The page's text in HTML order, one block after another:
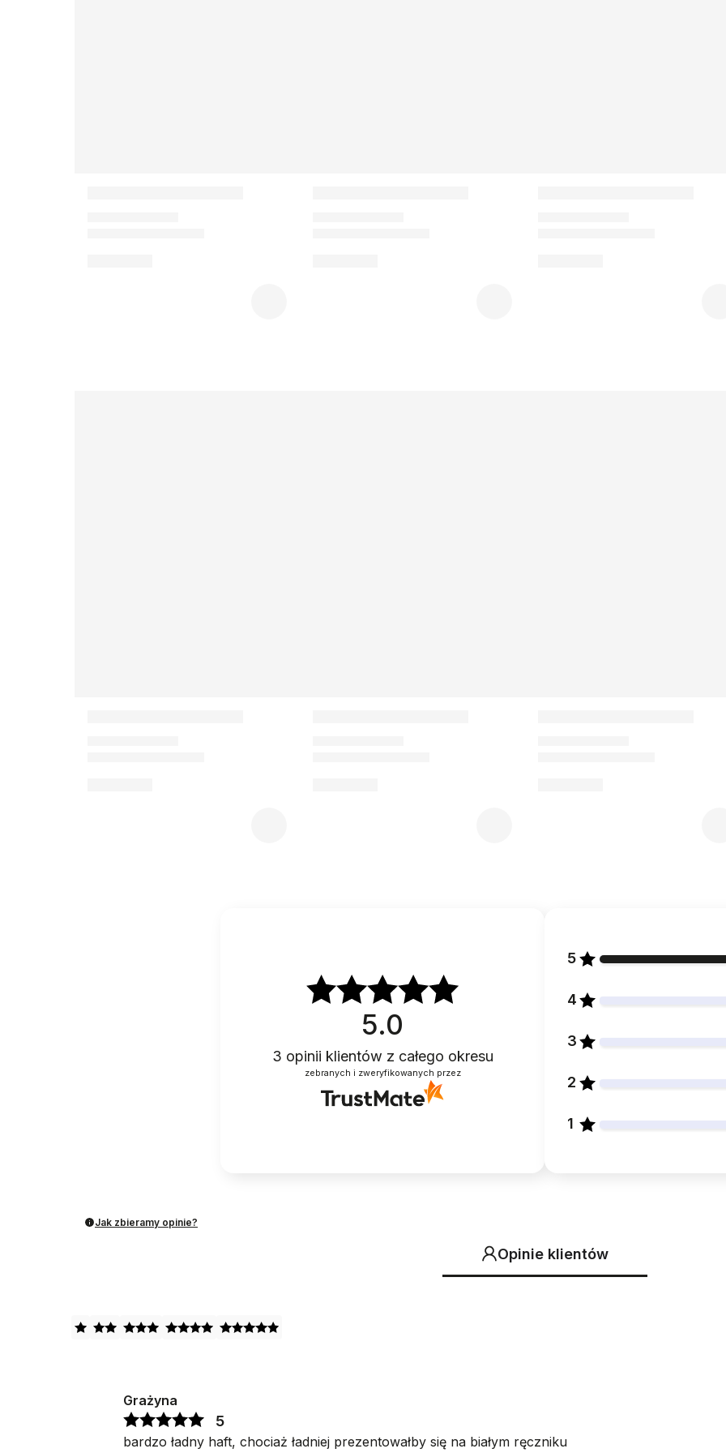
5.0
3 opinii klientów z całego okresu
zebranych i zweryfikowanych przez
5
4
3
2
1
Jak zbieramy opinie?
Opinie klientów
Grażyna
5
bardzo ładny haft, chociaż ładniej prezentowałby się na białym ręczniku